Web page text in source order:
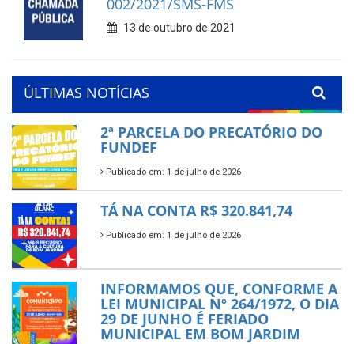
13 de outubro de 2021
ÚLTIMAS NOTÍCIAS
2ª PARCELA DO PRECATÓRIO DO
FUNDEF
Publicado em: 1 de julho de 2026
TÁ NA CONTA R$ 320.841,74
Publicado em: 1 de julho de 2026
INFORMAMOS QUE, CONFORME A
LEI MUNICIPAL Nº 264/1972, O DIA
29 DE JUNHO É FERIADO
MUNICIPAL EM BOM JARDIM